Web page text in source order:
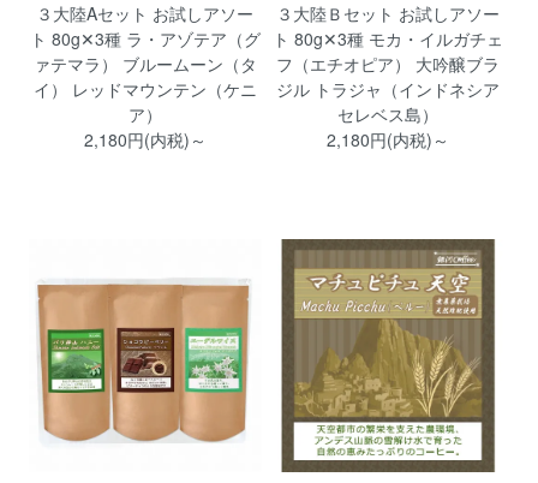
３大陸Aセット お試しアソー
ト 80g✕3種 ラ・アゾテア（グ
ァテマラ） ブルームーン（タ
イ） レッドマウンテン（ケニ
ア）
2,180円(内税)～
３大陸Ｂセット お試しアソー
ト 80g✕3種 モカ・イルガチェ
フ（エチオピア） 大吟醸ブラ
ジル トラジャ（インドネシア
セレベス島）
2,180円(内税)～